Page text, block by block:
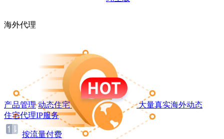
海外代理
产品管理 动态住宅
大量真实海外动态
住宅代理IP服务
按流量付费